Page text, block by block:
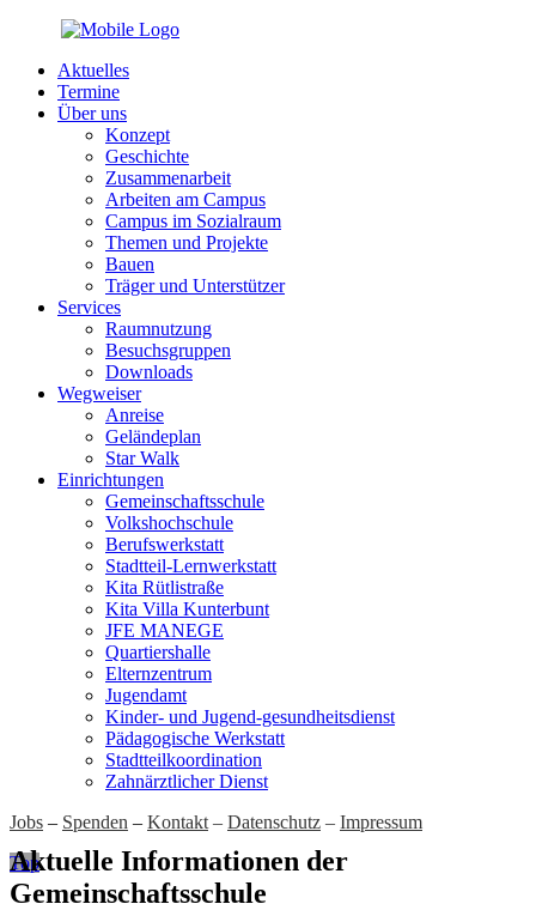
Aktuelles
Termine
Über uns
Konzept
Geschichte
Zusammenarbeit
Arbeiten am Campus
Campus im Sozialraum
Themen und Projekte
Bauen
Träger und Unterstützer
Services
Raumnutzung
Besuchsgruppen
Downloads
Wegweiser
Anreise
Geländeplan
Star Walk
Einrichtungen
Gemeinschaftsschule
Volkshochschule
Berufswerkstatt
Stadtteil-Lernwerkstatt
Kita Rütlistraße
Kita Villa Kunterbunt
JFE MANEGE
Quartiershalle
Elternzentrum
Jugendamt
Kinder- und Jugend-gesundheitsdienst
Pädagogische Werkstatt
Stadtteilkoordination
Zahnärztlicher Dienst
Jobs – Spenden – Kontakt – Datenschutz – Impressum
Top
Aktuelle Informationen der
Gemeinschaftsschule